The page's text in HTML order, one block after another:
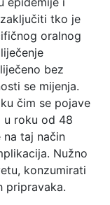
tko je
oralnog
bez
se mijenja.
čim se pojave
u roku od 48
taj način
Nužno
konzumirati
pripravaka.